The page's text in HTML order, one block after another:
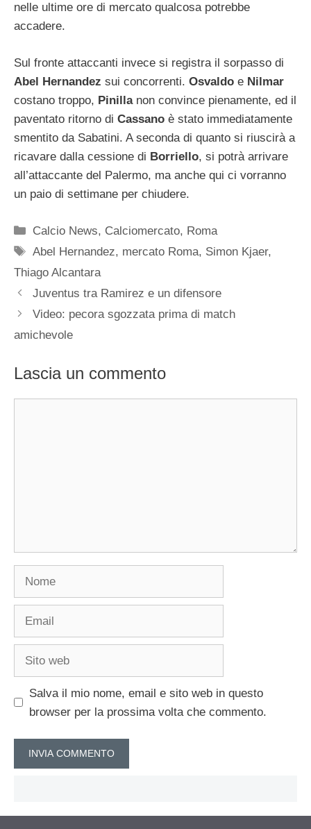
nelle ultime ore di mercato qualcosa potrebbe
accadere.
Sul fronte attaccanti invece si registra il sorpasso di
Abel Hernandez sui concorrenti. Osvaldo e Nilmar
costano troppo, Pinillanon convince pienamente, ed il
paventato ritorno di Cassano è stato immediatamente
smentito da Sabatini. A seconda di quanto si riuscirà a
ricavare dalla cessione di Borriello, si potrà arrivare
all’attaccante del Palermo, ma anche qui ci vorranno
un paio di settimane per chiudere.
Categorie
Calcio News, Calciomercato, Roma
Tag
Abel Hernandez, mercato Roma, Simon Kjaer,
Thiago Alcantara
Juventus tra Ramirez e un difensore
Video: pecora sgozzata prima di match
amichevole
Lascia un commento
Salva il mio nome, email e sito web in questo
browser per la prossima volta che commento.